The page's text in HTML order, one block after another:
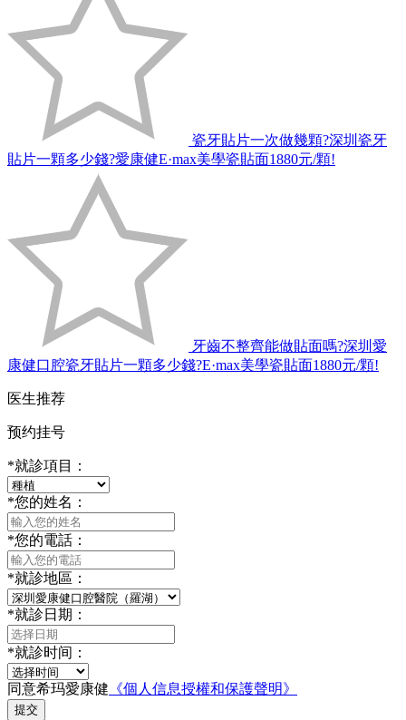
瓷牙貼片一次做幾顆?深圳瓷牙
貼片一顆多少錢?愛康健E·max美學瓷貼面1880元/顆!
牙齒不整齊能做貼面嗎?深圳愛
康健口腔瓷牙貼片一顆多少錢?E·max美學瓷貼面1880元/顆!
医生推荐
预约挂号
*就診項目：
*您的姓名：
*您的電話：
*就診地區：
*就診日期：
*就診时间：
同意希玛愛康健 《個人信息授權和保護聲明》
提交